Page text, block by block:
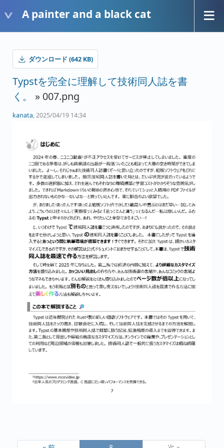
A painter and a black cat
ダウンロード (642 KB)
Typstを完全に理解して技術同人誌を書
く。
» 007.png
kanata, 2025/04/19 14:34